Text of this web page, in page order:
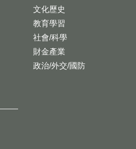
文化歷史
教育學習
社會/科學
財金產業
政治/外交/國防